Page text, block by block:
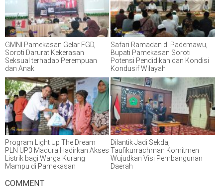
GMNI Pamekasan Gelar FGD,
Soroti Darurat Kekerasan
Seksual terhadap Perempuan
dan Anak
Safari Ramadan di Pademawu,
Bupati Pamekasan Soroti
Potensi Pendidikan dan Kondisi
Kondusif Wilayah
Program Light Up The Dream
PLN UP3 Madura Hadirkan Akses
Listrik bagi Warga Kurang
Mampu di Pamekasan
Dilantik Jadi Sekda,
Taufikurrachman Komitmen
Wujudkan Visi Pembangunan
Daerah
COMMENT